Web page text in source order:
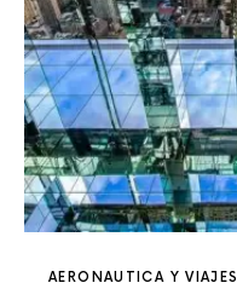
AERONAUTICA Y VIAJES